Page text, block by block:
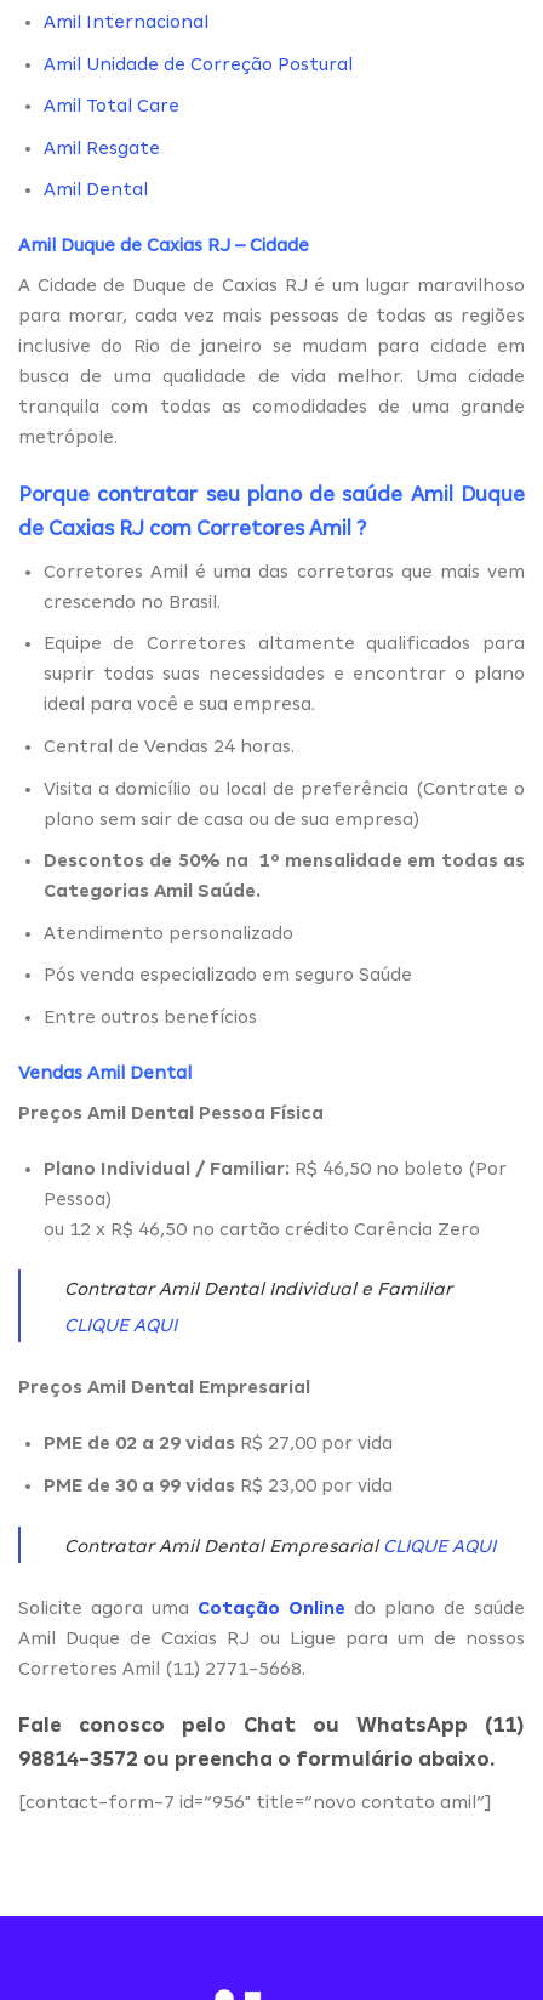
Amil Internacional
Amil Unidade de Correção Postural
Amil Total Care
Amil Resgate
Amil Dental
Amil Duque de Caxias RJ – Cidade
A Cidade de Duque de Caxias RJ é um lugar maravilhoso
para morar, cada vez mais pessoas de todas as regiões
inclusive do Rio de janeiro se mudam para cidade em
busca de uma qualidade de vida melhor. Uma cidade
tranquila com todas as comodidades de uma grande
metrópole.
Porque contratar seu plano de saúde Amil Duque
de Caxias RJ com Corretores Amil ?
Corretores Amil é uma das corretoras que mais vem
crescendo no Brasil.
Equipe de Corretores altamente qualificados para
suprir todas suas necessidades e encontrar o plano
ideal para você e sua empresa.
Central de Vendas 24 horas.
Visita a domicílio ou local de preferência (Contrate o
plano sem sair de casa ou de sua empresa)
Descontos de 50% na 1º mensalidade em todas as
Categorias Amil Saúde.
Atendimento personalizado
Pós venda especializado em seguro Saúde
Entre outros benefícios
Vendas Amil Dental
Preços Amil Dental Pessoa Física
Plano Individual / Familiar: R$ 46,50 no boleto (Por
Pessoa)
ou 12 x R$ 46,50 no cartão crédito Carência Zero
Contratar Amil Dental Individual e Familiar
CLIQUE AQUI
Preços Amil Dental Empresarial
PME de 02 a 29 vidas R$ 27,00 por vida
PME de 30 a 99 vidas R$ 23,00 por vida
Contratar Amil Dental EmpresarialCLIQUE AQUI
Solicite agora uma Cotação Online do plano de saúde
Amil Duque de Caxias RJ ou Ligue para um de nossos
Corretores Amil (11) 2771-5668.
Fale conosco pelo Chat ou WhatsApp (11)
98814-3572 ou preencha o formulário abaixo.
[contact-form-7 id=”956″ title=”novo contato amil”]